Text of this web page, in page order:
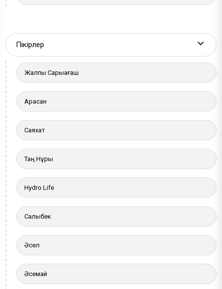
Пікірлер More
Жалпы Сарыағаш
Арасан
Саяхат
Таң Нұры
Hydro Life
Салыбек
Әсел
Әсемай